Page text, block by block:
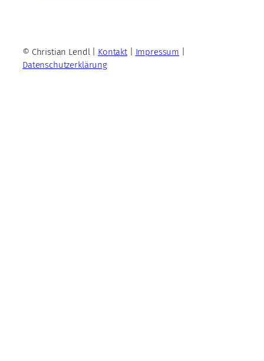
© Christian Lendl | Kontakt| Impressum
Datenschutzerklärung